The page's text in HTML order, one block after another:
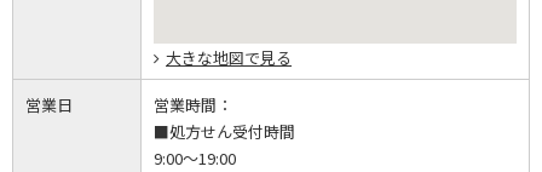
大きな地図で見る
営業日
営業時間：
■処方せん受付時間
9:00～19:00